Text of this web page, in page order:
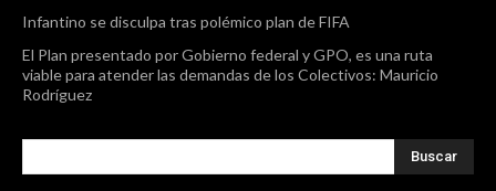
Infantino se disculpa tras polémico plan de FIFA
El Plan presentado por Gobierno federal y GPO, es una ruta
viable para atender las demandas de los Colectivos: Mauricio
Rodríguez
Buscar